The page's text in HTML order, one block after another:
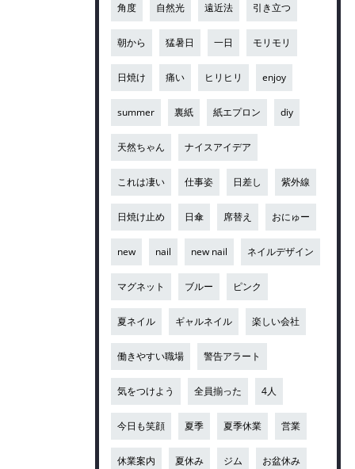
角度 自然光 遠近法 引き立つ
朝から 猛暑日 一日 モリモリ
日焼け 痛い ヒリヒリ enjoy
summer 裏紙 紙エプロン diy
天然ちゃん ナイスアイデア
これは凄い 仕事姿 日差し 紫外線
日焼け止め 日傘 席替え おにゅー
new nail new nail ネイルデザイン
マグネット ブルー ピンク
夏ネイル ギャルネイル 楽しい会社
働きやすい職場 警告アラート
気をつけよう 全員揃った 4人
今日も笑顔 夏季 夏季休業 営業
休業案内 夏休み ジム お盆休み